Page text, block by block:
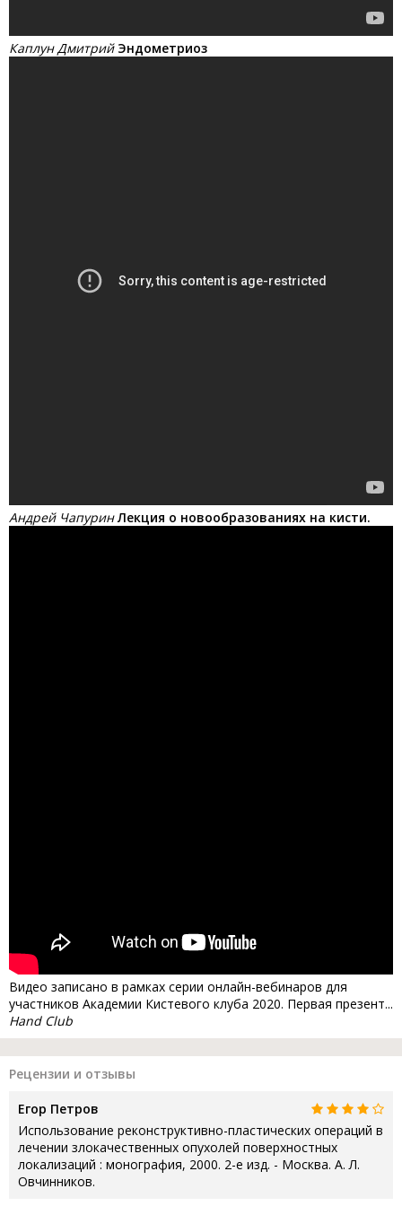
Каплун Дмитрий Эндометриоз
Андрей Чапурин Лекция о новообразованиях на кисти.
Видео записано в рамках серии онлайн-вебинаров для
участников Академии Кистевого клуба 2020. Первая презент...
Hand Club
Рецензии и отзывы
Егор Петров
Использование реконструктивно-пластических операций в
лечении злокачественных опухолей поверхностных
локализаций : монография, 2000. 2-е изд. - Москва. А. Л.
Овчинников.